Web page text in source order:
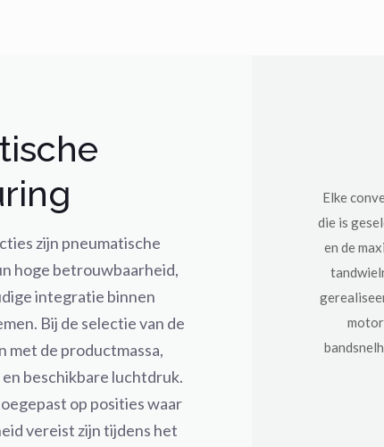
zijn pneumatische
hoge betrouwbaarheid,
integratie binnen
Bij de selectie van de
met de productmassa,
beschikbare luchtdruk.
op posities waar
vereist zijn tijdens het
Elke
die is
en de